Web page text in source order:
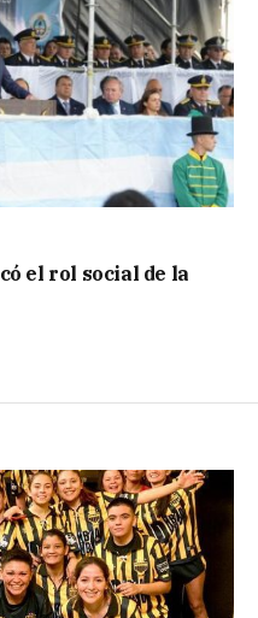
el rol social de la